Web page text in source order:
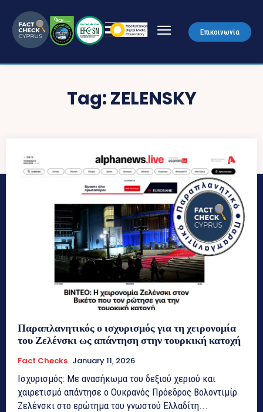
Επικοινωνία
Tag:ZELENSKY
Παραπλανητικός ο ισχυρισμός για τη χειρονομία
του Ζελένσκι ως απάντηση στην τουρκική κατοχή
Fact Checks January 11, 2026
Ισχυρισμός: Με ανασήκωμα του δεξιού χεριού και
χαιρετισμό απάντησε ο Ουκρανός Πρόεδρος Βολοντιμίρ
Ζελένσκι στο ερώτημα του γνωστού Ελλαδίτη...